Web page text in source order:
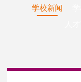
学校新闻